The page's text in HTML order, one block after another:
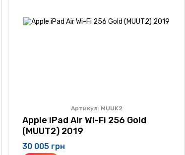
Артикул: MUUK2
Apple iPad Air Wi-Fi 256 Gold
(MUUT2) 2019
30 005 грн